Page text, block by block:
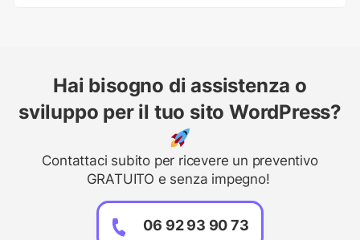
Hai bisogno di assistenza o
sviluppo per il tuo sito WordPress?
Contattaci subito per ricevere un preventivo
GRATUITO e senza impegno!
06 92 93 90 73